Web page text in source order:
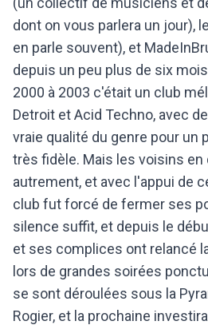
dont on vous parlera un jour),
en parle souvent), et
depuis un peu plus de six
2000 à 2003 c'était un club
Detroit et Acid Techno, avec
vraie qualité du genre pour un
très fidèle. Mais les voisins
autrement, et avec l'appui de
club fut forcé de fermer ses
silence suffit, et depuis le
et ses complices ont relancé
lors de grandes soirées
se sont déroulées sous la
Rogier, et la prochaine